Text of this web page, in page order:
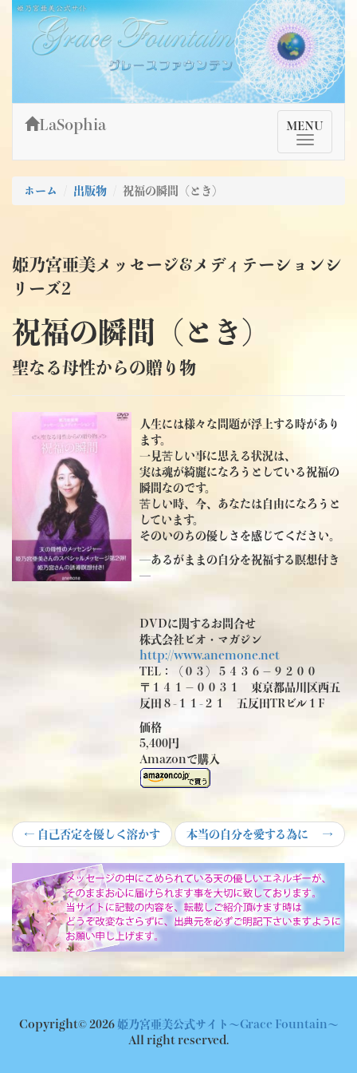
Skip
content
姫乃宮亜美公式サイト～Grace Fountain～
グレースファウンテン
TMenu
MENU
LaSophia
ホーム 出版物 祝福の瞬間（とき）
姫乃宮亜美メッセージ&メディテーションシ
リーズ2
祝福の瞬間（とき）
聖なる母性からの贈り物
人生には様々な問題が浮上する時があり
ます。
一見苦しい事に思える状況は、
実は魂が綺麗になろうとしている祝福の
瞬間なのです。
苦しい時、今、あなたは自由になろうと
しています。
そのいのちの優しさを感じてください。
―あるがままの自分を祝福する瞑想付き
―
DVDに関するお問合せ
株式会社ビオ・マガジン
http://www.anemone.net
TEL：（０３）５４３６－９２００
〒１４１－００３１ 東京都品川区西五
反田８-１１-２１ 五反田TRビル１F
価格
5,400円
Amazonで購入
投
稿
ナ
ビ
ゲ
ョ
← Previous
post:
自己否定を優しく溶かす
Next
post:
本当の自分を愛する為に →
Copyright© 2026 姫乃宮亜美公式サイト～Grace Fountain～
All right reserved.